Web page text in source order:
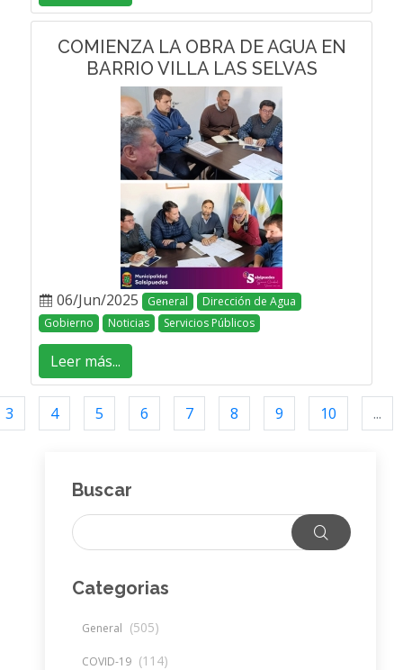
COMIENZA LA OBRA DE AGUA EN
BARRIO VILLA LAS SELVAS
06/Jun/2025 General
Dirección de Agua
Gobierno
Noticias Servicios Públicos
Leer más...
3 4 5 6 7 8 9 10 ...
Buscar
Categorias
General (505)
COVID-19 (114)